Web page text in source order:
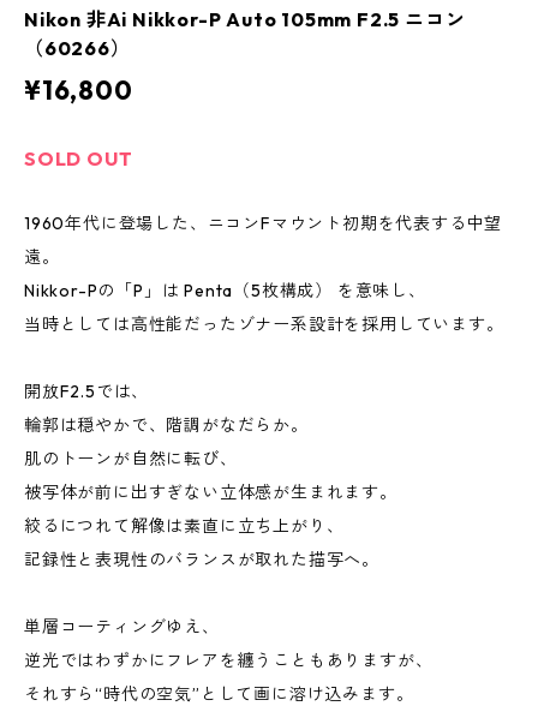
Nikon 非Ai Nikkor-P Auto 105mm F2.5 ニコン
（60266）
¥16,800
SOLD OUT
1960年代に登場した、ニコンFマウント初期を代表する中望
遠。
Nikkor-Pの「P」は Penta（5枚構成） を意味し、
当時としては高性能だったゾナー系設計を採用しています。
開放F2.5では、
輪郭は穏やかで、階調がなだらか。
肌のトーンが自然に転び、
被写体が前に出すぎない立体感が生まれます。
絞るにつれて解像は素直に立ち上がり、
記録性と表現性のバランスが取れた描写へ。
単層コーティングゆえ、
逆光ではわずかにフレアを纏うこともありますが、
それすら“時代の空気”として画に溶け込みます。